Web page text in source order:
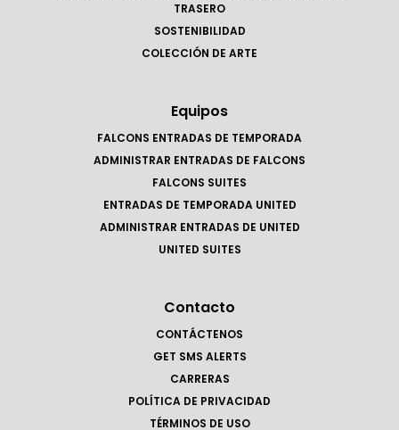
TRASERO
SOSTENIBILIDAD
COLECCIÓN DE ARTE
Equipos
FALCONS ENTRADAS DE TEMPORADA
ADMINISTRAR ENTRADAS DE FALCONS
FALCONS SUITES
ENTRADAS DE TEMPORADA UNITED
ADMINISTRAR ENTRADAS DE UNITED
UNITED SUITES
Contacto
CONTÁCTENOS
GET SMS ALERTS
CARRERAS
POLÍTICA DE PRIVACIDAD
TÉRMINOS DE USO